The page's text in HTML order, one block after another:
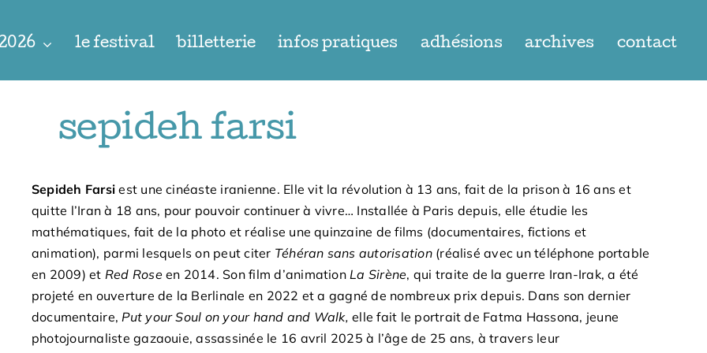
le festival billetterie infos pratiques adhésions archives contact
sepideh farsi
Sepideh Farsi est une cinéaste iranienne. Elle vit la révolution à 13 ans, fait de la prison à 16 ans et
quitte l’Iran à 18 ans, pour pouvoir continuer à vivre… Installée à Paris depuis, elle étudie les
mathématiques, fait de la photo et réalise une quinzaine de films (documentaires, fictions et
animation), parmi lesquels on peut citer Téhéran sans autorisation(réalisé avec un téléphone portable
en 2009) et Red Roseen 2014. Son film d’animationLa Sirène, qui traite de la guerre Iran-Irak, a été
projeté en ouverture de la Berlinale en 2022 et a gagné de nombreux prix depuis. Dans son dernier
documentaire,Put your Soul on your hand and Walk,elle fait le portrait de Fatma Hassona, jeune
photojournaliste gazaouie, assassinée le 16 avril 2025 à l’âge de 25 ans, à travers leur